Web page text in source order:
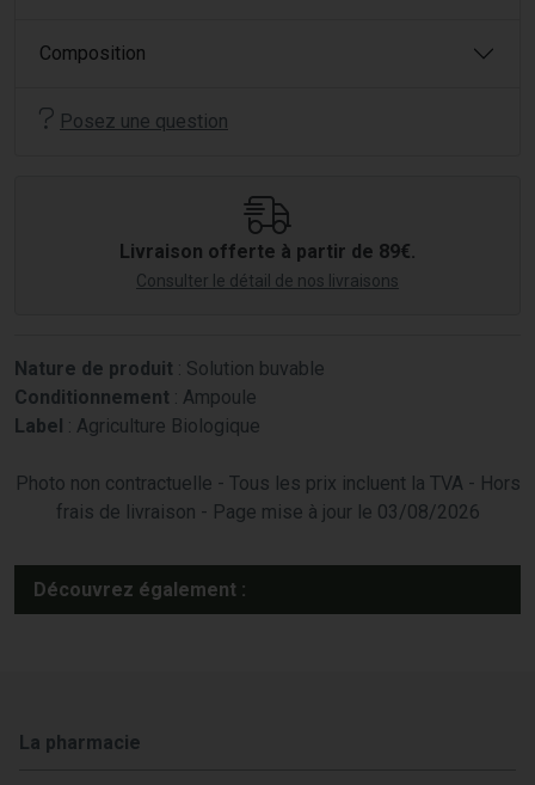
Composition
Posez une question
Livraison offerte à partir de 89€.
Consulter le détail de nos livraisons
Nature de produit : Solution buvable
Conditionnement : Ampoule
Label : Agriculture Biologique
Photo non contractuelle - Tous les prix incluent la TVA - Hors
frais de livraison - Page mise à jour le 03/08/2026
Découvrez également :
La pharmacie